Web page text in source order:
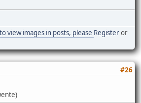
view images in posts, please Registeror
#26